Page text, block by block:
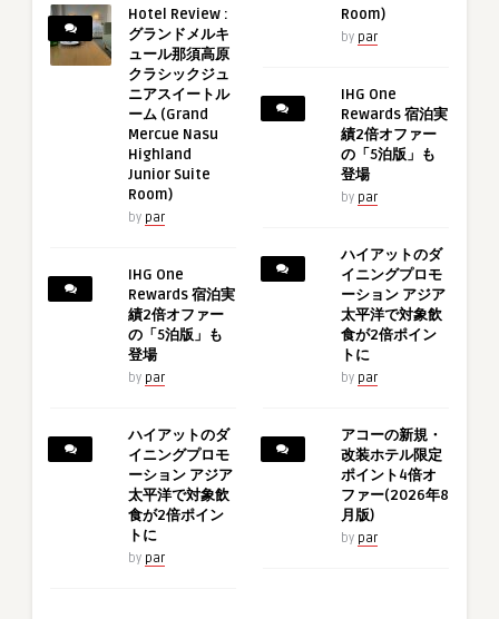
Hotel Review :
グランドメルキ
ュール那須高原
クラシックジュ
ニアスイートル
ーム (Grand
Mercue Nasu
Highland
Junior Suite
Room)
by par
IHG One
Rewards 宿泊実
績2倍オファー
の「5泊版」も
登場
by par
ハイアットのダ
イニングプロモ
ーション アジア
太平洋で対象飲
食が2倍ポイン
トに
by par
Room)
by par
IHG One
Rewards 宿泊実
績2倍オファー
の「5泊版」も
登場
by par
ハイアットのダ
イニングプロモ
ーション アジア
太平洋で対象飲
食が2倍ポイン
トに
by par
アコーの新規・
改装ホテル限定
ポイント4倍オ
ファー(2026年8
月版)
by par